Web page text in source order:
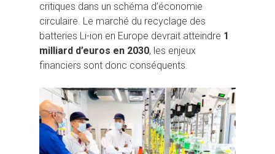
critiques dans un schéma d’économie
circulaire. Le marché du recyclage des
batteries Li-ion en Europe devrait atteindre 1
milliard d’euros en 2030, les enjeux
financiers sont donc conséquents.